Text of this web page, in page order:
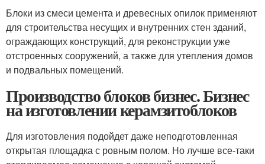
Блоки из смеси цемента и древесных опилок применяют
для строительства несущих и внутренних стен зданий,
ограждающих конструкций, для реконструкции уже
отстроенных сооружений, а также для утепления домов
и подвальных помещений.
Производство блоков бизнес. Бизнес
на изготовлении керамзитоблоков
Для изготовления подойдет даже неподготовленная
открытая площадка с ровным полом. Но лучше все-таки